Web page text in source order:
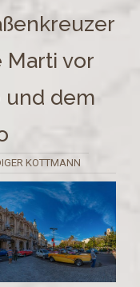
Marti vor
und dem
KOTTMANN